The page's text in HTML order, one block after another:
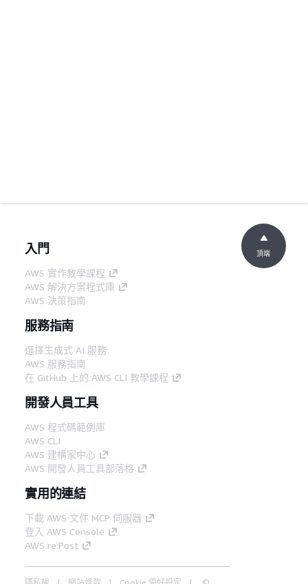
入門
AWS 實作教學課程
AWS 解決方案程式庫
AWS 決策指南
服務指南
選擇生成式 AI 服務
AWS 服務指南
在 GitHub 上的 AWS CLI 教學課程
開發人員工具
AWS 程式碼範例庫
AWS CLI
AWS 建構家中心
AWS 開發人員工具部落格
實用的連結
下載 AWS 文件 MCP 伺服器
登入 AWS Console
AWS re:Post
隱私權 網站條款 Cookie 偏好設定 ©
頂端